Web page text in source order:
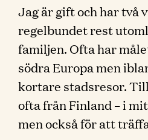
Jag är gift och har två
regelbundet rest
familjen. Ofta har
södra Europa men
kortare stadsresor.
ofta från Finland – i
men också för att